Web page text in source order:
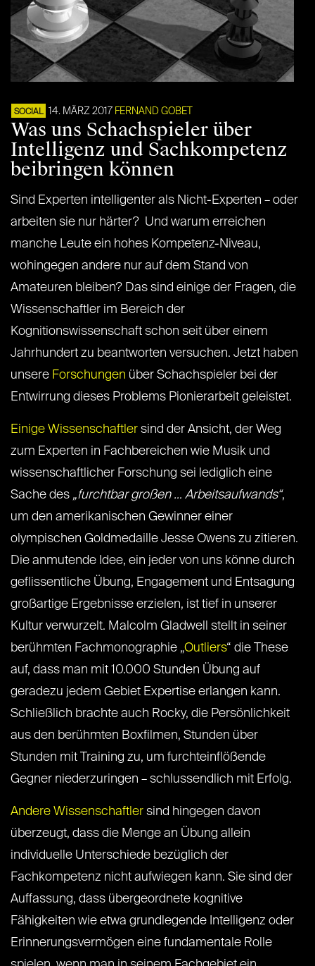
SOCIAL 14. MÄRZ 2017 FERNAND GOBET
Was uns Schachspieler über
Intelligenz und Sachkompetenz
beibringen können
Sind Experten intelligenter als Nicht-Experten – oder
arbeiten sie nur härter? Und warum erreichen
manche Leute ein hohes Kompetenz-Niveau,
wohingegen andere nur auf dem Stand von
Amateuren bleiben? Das sind einige der Fragen, die
Wissenschaftler im Bereich der
Kognitionswissenschaft schon seit über einem
Jahrhundert zu beantworten versuchen. Jetzt haben
unsere Forschungen über Schachspieler bei der
Entwirrung dieses Problems Pionierarbeit geleistet.
Einige Wissenschaftler sind der Ansicht, der Weg
zum Experten in Fachbereichen wie Musik und
wissenschaftlicher Forschung sei lediglich eine
Sache des „furchtbar großen … Arbeitsaufwands“,
um den amerikanischen Gewinner einer
olympischen Goldmedaille Jesse Owens zu zitieren.
Die anmutende Idee, ein jeder von uns könne durch
geflissentliche Übung, Engagement und Entsagung
großartige Ergebnisse erzielen, ist tief in unserer
Kultur verwurzelt. Malcolm Gladwell stellt in seiner
berühmten Fachmonographie „Outliers“ die These
auf, dass man mit 10.000 Stunden Übung auf
geradezu jedem Gebiet Expertise erlangen kann.
Schließlich brachte auch Rocky, die Persönlichkeit
aus den berühmten Boxfilmen, Stunden über
Stunden mit Training zu, um furchteinflößende
Gegner niederzuringen – schlussendlich mit Erfolg.
Andere Wissenschaftler sind hingegen davon
überzeugt, dass die Menge an Übung allein
individuelle Unterschiede bezüglich der
Fachkompetenz nicht aufwiegen kann. Sie sind der
Auffassung, dass übergeordnete kognitive
Fähigkeiten wie etwa grundlegende Intelligenz oder
Erinnerungsvermögen eine fundamentale Rolle